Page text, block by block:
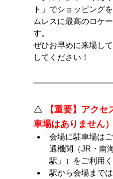
ト」でショッピング
ムレスに最高のロケ
す。
ぜひお早めに来場し
してください！
⚠️ 【重要】アクセ
車場はありません）
会場に駐車場は
通機関（JR・南
駅」）をご利用く
駅から会場まで